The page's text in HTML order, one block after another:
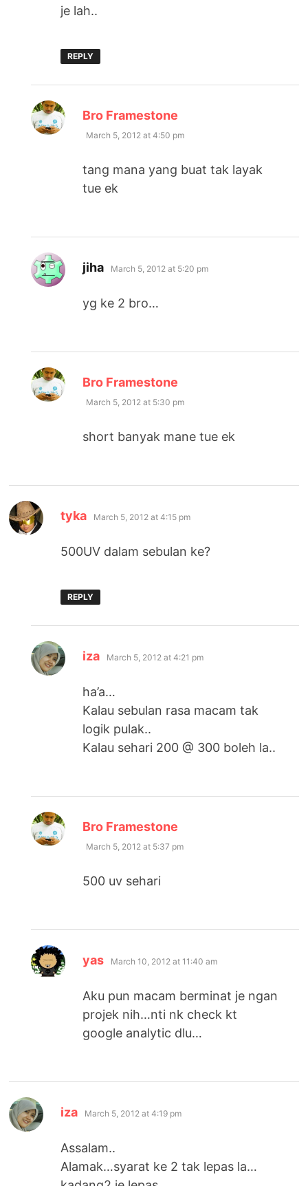
je lah..
REPLY
Bro Framestone
March 5, 2012 at 4:50 pm
tang mana yang buat tak layak
tue ek
jiha says:
March 5, 2012 at 5:20 pm
yg ke 2 bro…
Bro Framestone
March 5, 2012 at 5:30 pm
short banyak mane tue ek
tyka says:
March 5, 2012 at 4:15 pm
500UV dalam sebulan ke?
REPLY
iza says:
March 5, 2012 at 4:21 pm
ha’a…
Kalau sebulan rasa macam tak
logik pulak..
Kalau sehari 200 @ 300 boleh la..
Bro Framestone
March 5, 2012 at 5:37 pm
500 uv sehari
yas says:
March 10, 2012 at 11:40 am
Aku pun macam berminat je ngan
projek nih…nti nk check kt
google analytic dlu…
iza says:
March 5, 2012 at 4:19 pm
Assalam..
Alamak…syarat ke 2 tak lepas la…